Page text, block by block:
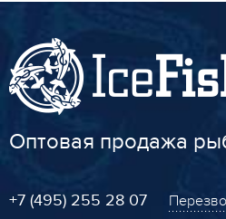
Оптовая продажа
+7 (495) 255 28 07